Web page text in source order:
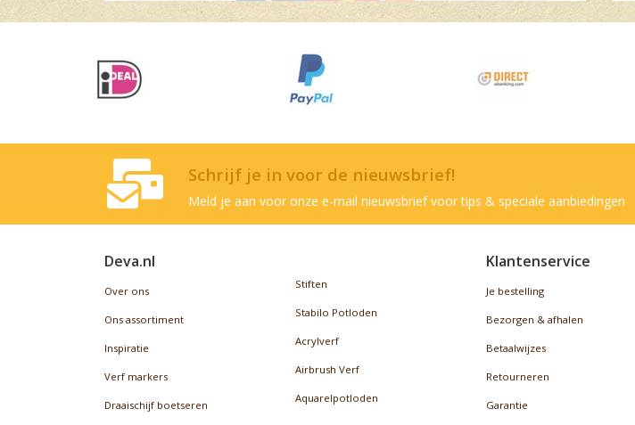
Schrijf je in voor de nieuwsbrief!
Meld je aan voor onze e-mail nieuwsbrief voor tips & speciale aanbiedingen
Deva.nl
Over ons
Ons assortiment
Inspiratie
Verf markers
Draaischijf boetseren
Stiften
Stabilo Potloden
Acrylverf
Airbrush Verf
Aquarelpotloden
Klantenservice
Je bestelling
Bezorgen & afhalen
Betaalwijzes
Retourneren
Garantie